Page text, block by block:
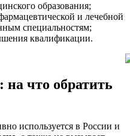
образования;
и лечебной
специальностям;
квалификации.
на что обратить
используется в России и